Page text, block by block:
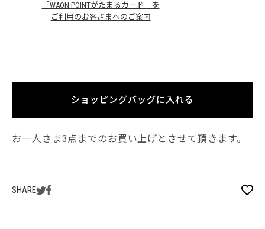
「WAON POINTがたまるカード」を
ご利用のお客さまへのご案内
ショッピングバッグに入れる
お一人さま3点までのお買い上げとさせて頂きます。
SHARE